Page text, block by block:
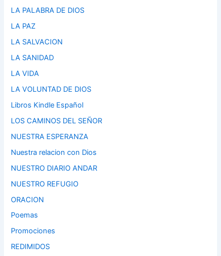
LA PALABRA DE DIOS
LA PAZ
LA SALVACION
LA SANIDAD
LA VIDA
LA VOLUNTAD DE DIOS
Libros Kindle Español
LOS CAMINOS DEL SEÑOR
NUESTRA ESPERANZA
Nuestra relacion con Dios
NUESTRO DIARIO ANDAR
NUESTRO REFUGIO
ORACION
Poemas
Promociones
REDIMIDOS